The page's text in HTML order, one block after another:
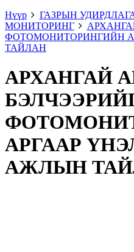
Нүүр
ГАЗРЫН
МОНИТОРИНГ
ФОТОМОНИТОРИНГИЙН
ТАЙЛАН
АРХАНГАЙ
АРГААР
АЖЛЫН